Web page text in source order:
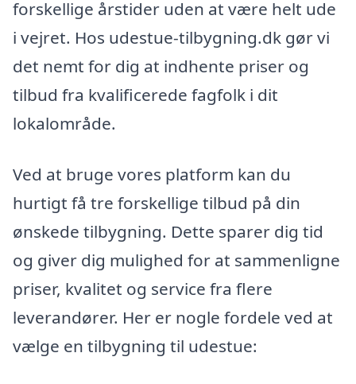
forskellige årstider uden at være helt ude
i vejret. Hos udestue-tilbygning.dk gør vi
det nemt for dig at indhente priser og
tilbud fra kvalificerede fagfolk i dit
lokalområde.
Ved at bruge vores platform kan du
hurtigt få tre forskellige tilbud på din
ønskede tilbygning. Dette sparer dig tid
og giver dig mulighed for at sammenligne
priser, kvalitet og service fra flere
leverandører. Her er nogle fordele ved at
vælge en tilbygning til udestue: